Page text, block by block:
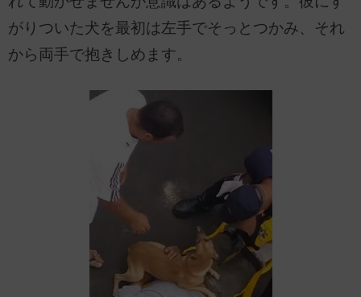
がりついた犬を最初は左手でそっとつかみ、それ
から両手で抱きしめます。